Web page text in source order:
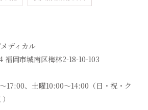
ディカル
福岡市城南区梅林2-18-10-103
17:00、土曜10:00～14:00（日・祝・ク